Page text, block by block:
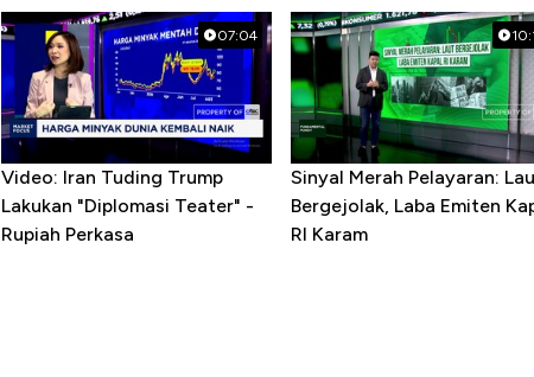
07:04
Video: Iran Tuding Trump
Lakukan "Diplomasi Teater" -
Rupiah Perkasa
Sinyal Merah Pelayaran:
Bergejolak, Laba Emiten
RI Karam